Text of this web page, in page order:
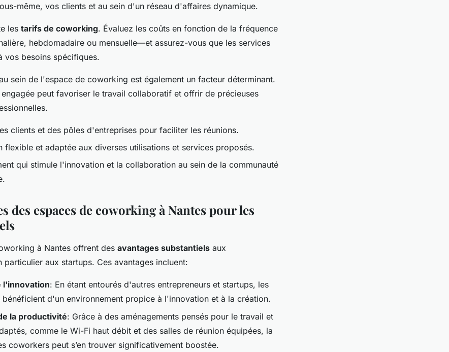
même, vos clients et au sein d'un réseau d'affaires dynamique.
les tarifs de coworking. Évaluez les coûts en fonction de la fréquence
hebdomadaire ou mensuelle—et assurez-vous que les services
vos besoins spécifiques.
sein de l'espace de coworking est également un facteur déterminant.
engagée peut favoriser le travail collaboratif et offrir de précieuses
clients et des pôles d'entreprises pour faciliter les réunions.
flexible et adaptée aux diverses utilisations et services proposés.
qui stimule l'innovation et la collaboration au sein de la communauté
des espaces de coworking à Nantes pour les
à Nantes offrent des avantages substantiels aux
particulier aux startups. Ces avantages incluent:
l'innovation: En étant entourés d'autres entrepreneurs et startups, les
bénéficient d'un environnement propice à l'innovation et à la création.
la productivité: Grâce à des aménagements pensés pour le travail et
comme le Wi-Fi haut débit et des salles de réunion équipées, la
coworkers peut s’en trouver significativement boostée.